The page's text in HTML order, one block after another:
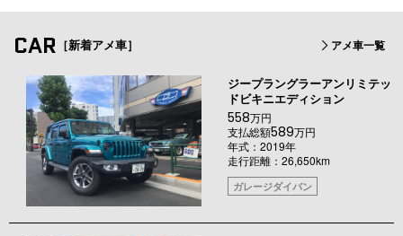
CAR ［新着アメ車］ アメ車一覧
ジープラングラーアンリミテッ
ドビキニエディション
558万円
支払総額589万円
年式：2019年
走行距離：26,650km
ガレージダイバン